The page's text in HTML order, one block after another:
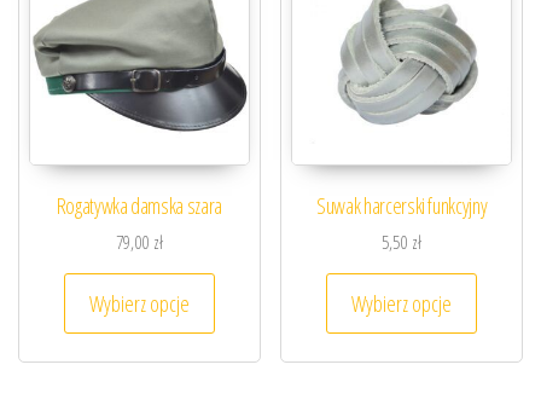
Rogatywka damska szara
79,00 zł
Wybierz opcje
Ten produkt ma wiele wariantów. Opcje
Suwak harcerski funkcyjny
5,50 zł
Wybierz opcje
Ten